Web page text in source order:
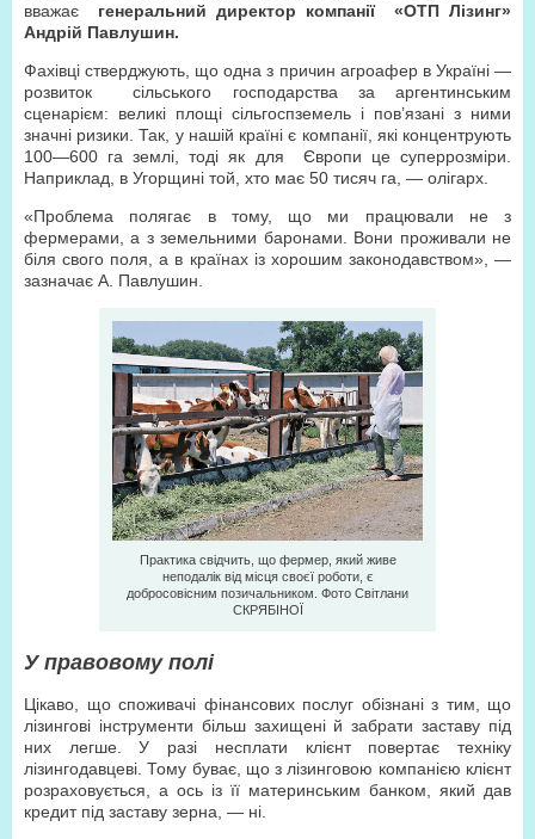
вважає
генеральний директор компанії
«ОТП Лізинг»
Андрій Павлушин.
Фахівці стверджують, що одна з причин агроафер в Україні —
розвиток
сільського господарства за аргентинським
сценарієм: великі площі сільгоспземель і пов’язані з ними
значні ризики. Так, у нашій країні є компанії, які концентрують
100—600 га землі, тоді як для
Європи це суперрозміри.
Наприклад, в Угорщині той, хто має 50 тисяч га, — олігарх.
«Проблема полягає в тому, що ми працювали не з
фермерами, а з земельними баронами. Вони проживали не
біля свого поля, а в країнах із хорошим законодавством», —
зазначає А. Павлушин.
Практика свідчить, що фермер, який живе
неподалік від місця своєї роботи, є
добросовісним позичальником. Фото Світлани
СКРЯБІНОЇ
У правовому полі
Цікаво, що споживачі фінансових послуг обізнані з тим, що
лізингові інструменти більш захищені й забрати заставу під
них легше. У разі несплати клієнт повертає техніку
лізингодавцеві. Тому буває, що з лізинговою компанією клієнт
розраховується, а ось із її материнським банком, який дав
кредит під заставу зерна, — ні.